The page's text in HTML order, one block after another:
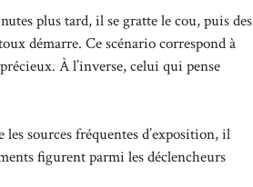
plus tard, il se gratte le cou, puis des
démarre. Ce scénario correspond à
À l’inverse, celui qui pense
sources fréquentes d’exposition, il
figurent parmi les déclencheurs